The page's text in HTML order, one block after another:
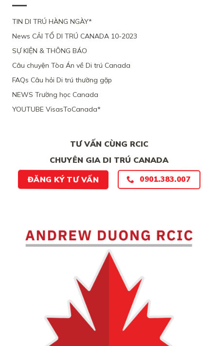
TIN DI TRÚ HÀNG NGÀY*
News CẢI TỔ DI TRÚ CANADA 10-2023
SỰ KIỆN & THÔNG BÁO
Câu chuyện Tòa Án về Di trú Canada
FAQs Câu hỏi Di trú thường gặp
NEWS Trường học Canada
YOUTUBE VisasToCanada*
TƯ VẤN CÙNG RCIC
CHUYÊN GIA DI TRÚ CANADA
ĐĂNG KÝ TƯ VẤN 0901.383.007